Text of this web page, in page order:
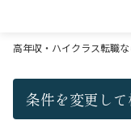
高年収・ハイクラス転職
条件を変更し